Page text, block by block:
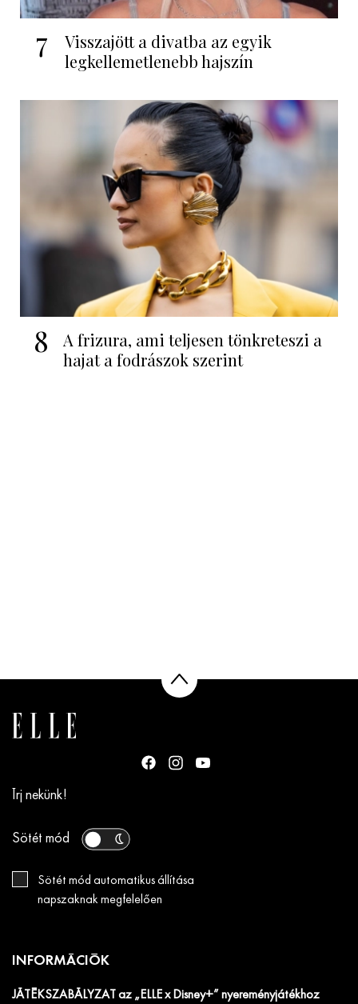
7
Visszajött a divatba az egyik
legkellemetlenebb hajszín
8
A frizura, ami teljesen tönkreteszi a
hajat a fodrászok szerint
Írj nekünk!
Sötét mód
Sötét mód automatikus állítása
napszaknak megfelelően
INFORMÁCIÓK
JÁTÉKSZABÁLYZAT az „ELLE x Disney+” nyereményjátékhoz